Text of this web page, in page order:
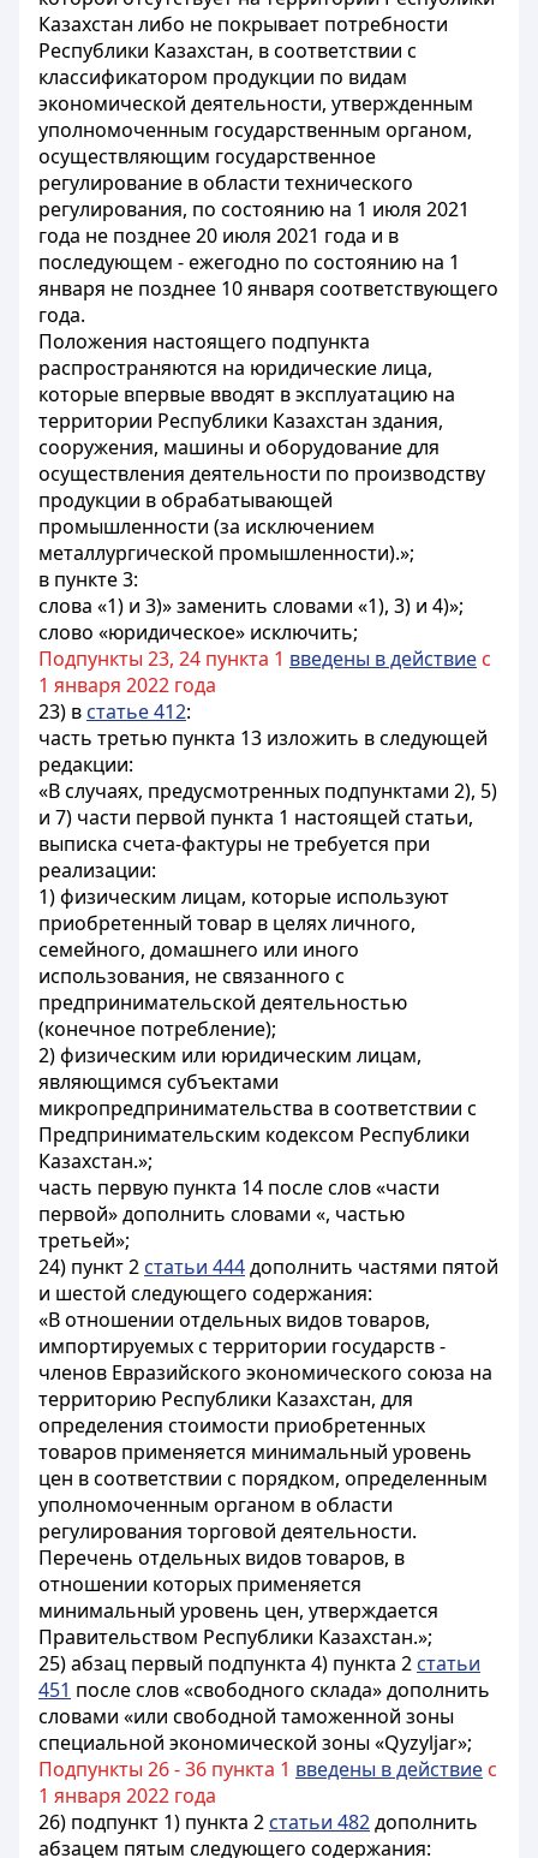
Казахстан либо не покрывает потребности
Республики Казахстан, в соответствии с
классификатором продукции по видам
экономической деятельности, утвержденным
уполномоченным государственным органом,
осуществляющим государственное
регулирование в области технического
регулирования, по состоянию на 1 июля 2021
года не позднее 20 июля 2021 года и в
последующем - ежегодно по состоянию на 1
января не позднее 10 января соответствующего
года.
Положения настоящего подпункта
распространяются на юридические лица,
которые впервые вводят в эксплуатацию на
территории Республики Казахстан здания,
сооружения, машины и оборудование для
осуществления деятельности по производству
продукции в обрабатывающей
промышленности (за исключением
металлургической промышленности).»;
в пункте 3:
слова «1) и 3)» заменить словами «1), 3) и 4)»;
слово «юридическое» исключить;
Подпункты 23, 24 пункта 1 введены в действие с
1 января 2022 года
23) в статье 412:
часть третью пункта 13 изложить в следующей
редакции:
«В случаях, предусмотренных подпунктами 2), 5)
и 7) части первой пункта 1 настоящей статьи,
выписка счета-фактуры не требуется при
реализации:
1) физическим лицам, которые используют
приобретенный товар в целях личного,
семейного, домашнего или иного
использования, не связанного с
предпринимательской деятельностью
(конечное потребление);
2) физическим или юридическим лицам,
являющимся субъектами
микропредпринимательства в соответствии с
Предпринимательским кодексом Республики
Казахстан.»;
часть первую пункта 14 после слов «части
первой» дополнить словами «, частью
третьей»;
24) пункт 2 статьи 444дополнить частями пятой
и шестой следующего содержания:
«В отношении отдельных видов товаров,
импортируемых с территории государств -
членов Евразийского экономического союза на
территорию Республики Казахстан, для
определения стоимости приобретенных
товаров применяется минимальный уровень
цен в соответствии с порядком, определенным
уполномоченным органом в области
регулирования торговой деятельности.
Перечень отдельных видов товаров, в
отношении которых применяется
минимальный уровень цен, утверждается
Правительством Республики Казахстан.»;
25) абзац первый подпункта 4) пункта 2 статьи
451 после слов «свободного склада» дополнить
словами «или свободной таможенной зоны
специальной экономической зоны «Qyzyljar»;
Подпункты 26 - 36 пункта 1 введены в действие с
1 января 2022 года
26) подпункт 1) пункта 2 статьи 482дополнить
абзацем пятым следующего содержания: